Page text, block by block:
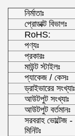
নির্মাতাঃ
প্রোডাক্ট বিভাগঃ
RoHS:
পণ্যঃ
প্রকারঃ
মাউন্ট স্টাইলঃ
প্যাকেজ / কেসঃ
ড্রাইভারের সংখ্যাঃ
আউটপুট সংখ্যাঃ
আউটপুট বর্তমানঃ
সরবরাহ ভোল্টেজ -
মিনিটঃ